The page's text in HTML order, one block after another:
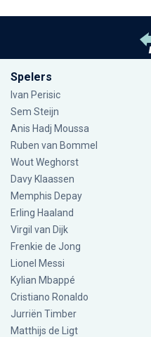
Spelers
Ivan Perisic
Sem Steijn
Anis Hadj Moussa
Ruben van Bommel
Wout Weghorst
Davy Klaassen
Memphis Depay
Erling Haaland
Virgil van Dijk
Frenkie de Jong
Lionel Messi
Kylian Mbappé
Cristiano Ronaldo
Jurriën Timber
Matthijs de Ligt